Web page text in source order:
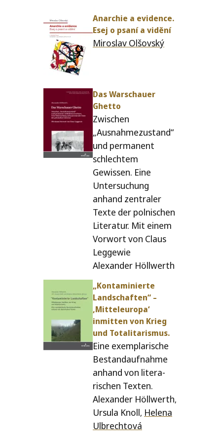
Anarchie a evi­dence.
Esej o psaní a vidění
Miroslav Olšovský
Das Warschauer
Ghetto
Zwischen
„Ausnahmezustand“
und per­ma­nent
schlech­tem
Gewissen. Eine
Untersuchung
anhand zen­t­ra­ler
Texte der pol­nischen
Literatur. Mit einem
Vorwort von Claus
Leggewie
Alexander Höllwerth
„Kontaminierte
Landschaften“ –
‚Mitteleuropa‘
inmit­ten von Krieg
und Totalitarismus.
Eine exem­pla­rische
Bestandaufnahme
anhand von lite­ra­
rischen Texten.
Alexander Höllwerth,
Ursula Knoll, Helena
Ulbrechtová